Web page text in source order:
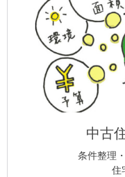
中古
条件整理
住